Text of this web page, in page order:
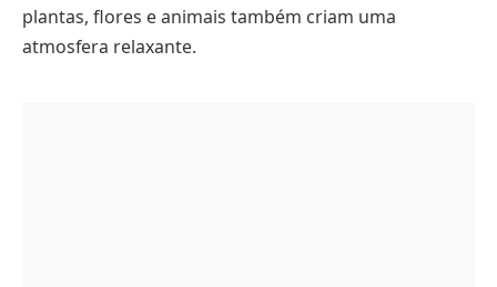
plantas, flores e animais também criam uma
atmosfera relaxante.